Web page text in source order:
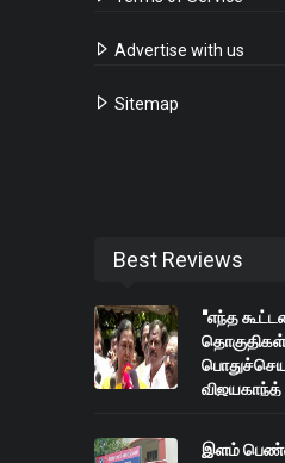
Advertise with us
Sitemap
Best Reviews
"எந்த
விஜயகாந்த்
இளம்